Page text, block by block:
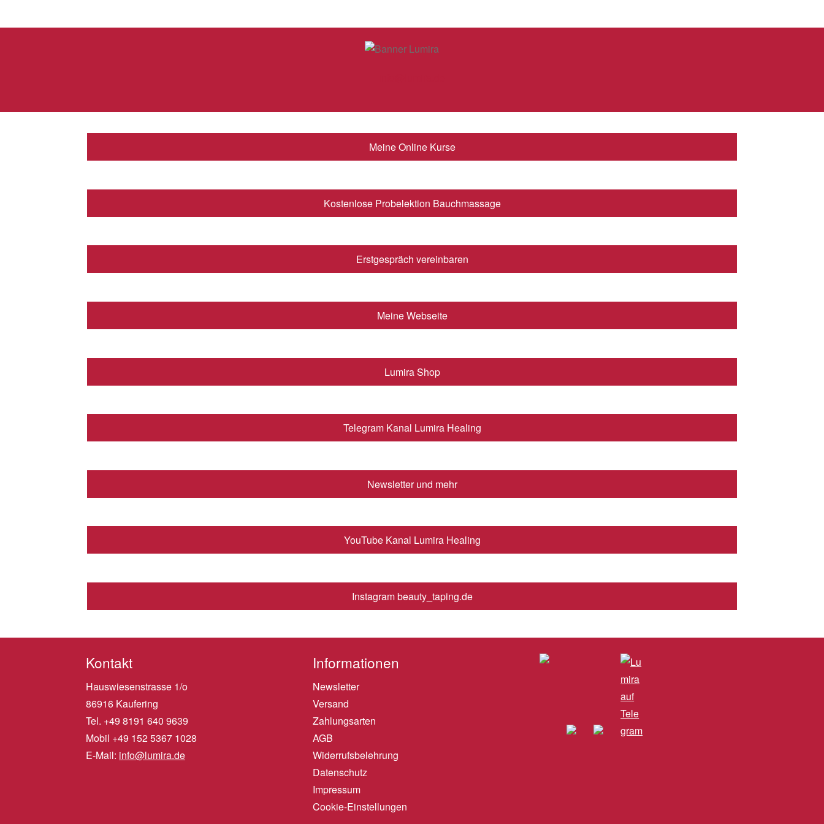
Meine Online Kurse
Kostenlose Probelektion Bauchmassage
Erstgespräch vereinbaren
Meine Webseite
Lumira Shop
Telegram Kanal Lumira Healing
Newsletter und mehr
YouTube Kanal Lumira Healing
Instagram beauty_taping.de
Kontakt
Hauswiesenstrasse 1/o
86916 Kaufering
Tel. +49 8191 640 9639
Mobil +49 152 5367 1028
E-Mail: info@lumira.de
Informationen
Newsletter
Versand
Zahlungsarten
AGB
Widerrufsbelehrung
Datenschutz
Impressum
Cookie-Einstellungen